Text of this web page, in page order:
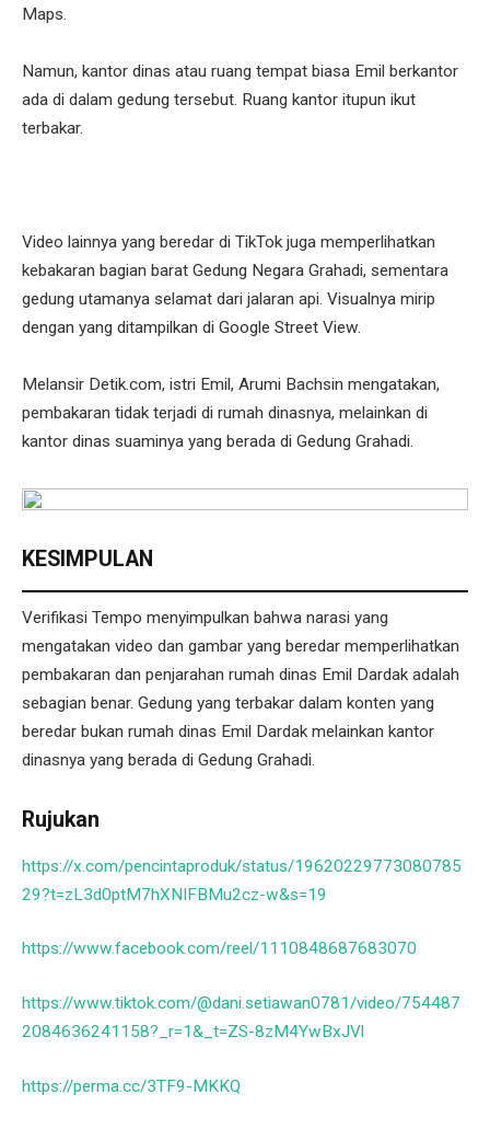
Maps.
Namun, kantor dinas atau ruang tempat biasa Emil berkantor
ada di dalam gedung tersebut. Ruang kantor itupun ikut
terbakar.
Video lainnya yang beredar di TikTok juga memperlihatkan
kebakaran bagian barat Gedung Negara Grahadi, sementara
gedung utamanya selamat dari jalaran api. Visualnya mirip
dengan yang ditampilkan di Google Street View.
Melansir Detik.com, istri Emil, Arumi Bachsin mengatakan,
pembakaran tidak terjadi di rumah dinasnya, melainkan di
kantor dinas suaminya yang berada di Gedung Grahadi.
KESIMPULAN
Verifikasi Tempo menyimpulkan bahwa narasi yang
mengatakan video dan gambar yang beredar memperlihatkan
pembakaran dan penjarahan rumah dinas Emil Dardak adalah
sebagian benar. Gedung yang terbakar dalam konten yang
beredar bukan rumah dinas Emil Dardak melainkan kantor
dinasnya yang berada di Gedung Grahadi.
Rujukan
https://x.com/pencintaproduk/status/19620229773080785
29?t=zL3d0ptM7hXNIFBMu2cz-w&s=19
https://www.facebook.com/reel/1110848687683070
https://www.tiktok.com/@dani.setiawan0781/video/754487
2084636241158?_r=1&_t=ZS-8zM4YwBxJVl
https://perma.cc/3TF9-MKKQ